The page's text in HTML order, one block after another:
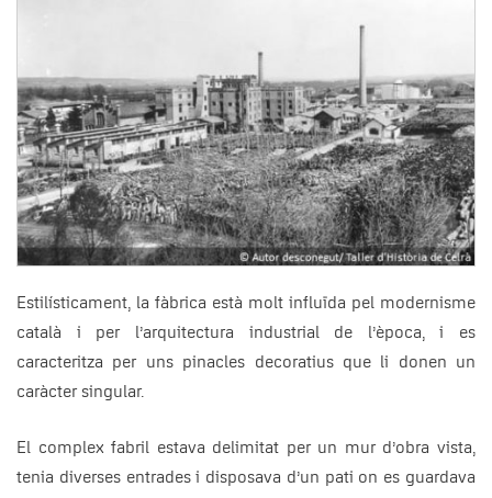
Estilísticament, la fàbrica està molt influïda pel modernisme
català i per l’arquitectura industrial de l’època, i es
caracteritza per uns pinacles decoratius que li donen un
caràcter singular.
El complex fabril estava delimitat per un mur d’obra vista,
tenia diverses entrades i disposava d’un pati on es guardava